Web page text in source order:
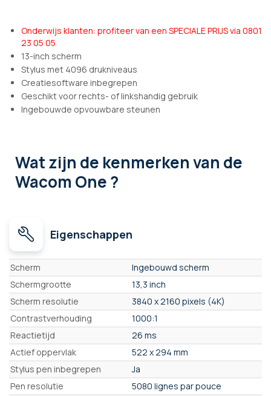
Onderwijs klanten: profiteer van een SPECIALE PRIJS via 0801
23 05 05
13-inch scherm
Stylus met 4096 drukniveaus
Creatiesoftware inbegrepen
Geschikt voor rechts- of linkshandig gebruik
Ingebouwde opvouwbare steunen
Wat zijn de kenmerkenvan de
Wacom One ?
Eigenschappen
Eigenschappen
Scherm
Ingebouwd scherm
Schermgrootte
13,3 inch
Scherm resolutie
3840 x 2160 pixels (4K)
Contrastverhouding
1000:1
Reactietijd
26 ms
Actief oppervlak
522 x 294 mm
Stylus pen inbegrepen
Ja
Pen resolutie
5080 lignes par pouce